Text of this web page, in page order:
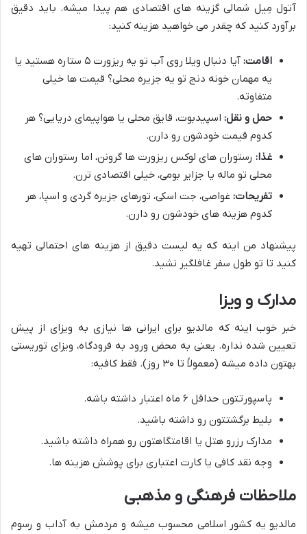
آتول مِیل شمالی گزینه های اقتصادی هم پیدا میشه. باید دقیق
برآورد کنید که چقدر می خواهید هزینه کنید:
اقامت:
آیا دنبال ویلا روی آب تو یه ریزورت ۵ ستاره هستید یا
یه مهمان خونه دنج تو یه جزیره محلی؟ قیمت ها خیلی
متفاوته.
حمل و نقل: اسپیدبوت، قایق محلی یا هواپیمای دریایی؟ هر
کدوم قیمت خودشون رو دارن.
غذا: رستوران های لوکس ریزورت ها گرونن، اما رستوران های
محلی تو ماله یا جزایر بومی، خیلی اقتصادی ترن.
تفریحات: غواصی، جت اسکی، تورهای جزیره گردی و اسپا، هر
کدوم هزینه های خودشون رو دارن.
پیشنهاد من اینه که یه لیست دقیق از هزینه های احتمالی تهیه
کنید تا تو طول سفر غافلگیر نشید.
مدارک و ویزا
خبر خوب اینه که مالدیو برای ایرانی ها نیازی به ویزای از پیش
تعیین شده نداره. یعنی به محض ورود به فرودگاه، ویزای توریستی
بهتون داده میشه (معمولاً تا ۳۰ روز). فقط کافیه:
پاسپورتتون حداقل ۶ ماه اعتبار داشته باشه.
بلیط برگشتتون رو داشته باشید.
مدارک رزرو هتل یا اقامتگاهتون رو همراه داشته باشید.
وجه نقد کافی یا کارت اعتباری برای پوشش هزینه ها.
ملاحظات فرهنگی و مذهبی
مالدیو یه کشور اسلامی محسوب میشه و مردمش به آداب و رسوم